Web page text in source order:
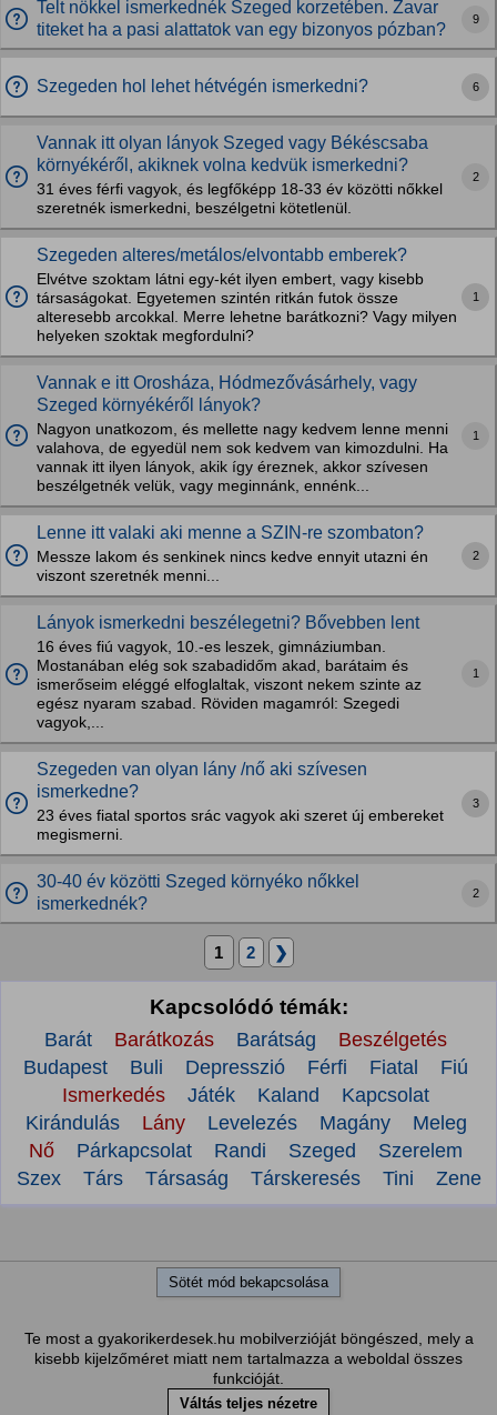
Telt nökkel ismerkednék Szeged korzetében. Zavar
titeket ha a pasi alattatok van egy bizonyos pózban?
9
Szegeden hol lehet hétvégén ismerkedni? 6
Vannak itt olyan lányok Szeged vagy Békéscsaba
környékéről, akiknek volna kedvük ismerkedni?
31 éves férfi vagyok, és legfőképp 18-33 év közötti nőkkel
szeretnék ismerkedni, beszélgetni kötetlenül.
2
Szegeden alteres/metálos/elvontabb emberek?
Elvétve szoktam látni egy-két ilyen embert, vagy kisebb
társaságokat. Egyetemen szintén ritkán futok össze
alteresebb arcokkal. Merre lehetne barátkozni? Vagy milyen
helyeken szoktak megfordulni?
1
Vannak e itt Orosháza, Hódmezővásárhely, vagy
Szeged környékéről lányok?
Nagyon unatkozom, és mellette nagy kedvem lenne menni
valahova, de egyedül nem sok kedvem van kimozdulni. Ha
vannak itt ilyen lányok, akik így éreznek, akkor szívesen
beszélgetnék velük, vagy meginnánk, ennénk...
1
Lenne itt valaki aki menne a SZIN-re szombaton?
Messze lakom és senkinek nincs kedve ennyit utazni én
viszont szeretnék menni...
2
Lányok ismerkedni beszélegetni? Bővebben lent
16 éves fiú vagyok, 10.-es leszek, gimnáziumban.
Mostanában elég sok szabadidőm akad, barátaim és
ismerőseim eléggé elfoglaltak, viszont nekem szinte az
egész nyaram szabad. Röviden magamról: Szegedi
vagyok,...
1
Szegeden van olyan lány /nő aki szívesen
ismerkedne?
23 éves fiatal sportos srác vagyok aki szeret új embereket
megismerni.
3
30-40 év közötti Szeged környéko nőkkel
ismerkednék?
2
1 2 ❯
Kapcsolódó témák:
Barát Barátkozás Barátság
Beszélgetés
Budapest
Buli Depresszió Férfi Fiatal
Fiú
Ismerkedés
Játék Kaland
Kapcsolat
Kirándulás
Lány Levelezés Magány
Meleg
Nő
Párkapcsolat Randi Szeged
Szerelem
Szex
Társ Társaság Társkeresés Tini Zene
Sötét mód bekapcsolása
Te most a gyakorikerdesek.hu mobilverzióját böngészed, mely a
kisebb kijelzőméret miatt nem tartalmazza a weboldal összes
funkcióját.
Váltás teljes nézetre